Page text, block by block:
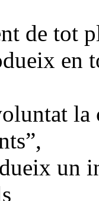
de tot
en
un